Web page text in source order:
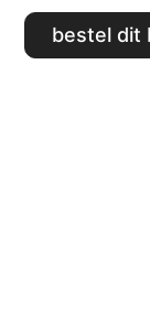
Bestel